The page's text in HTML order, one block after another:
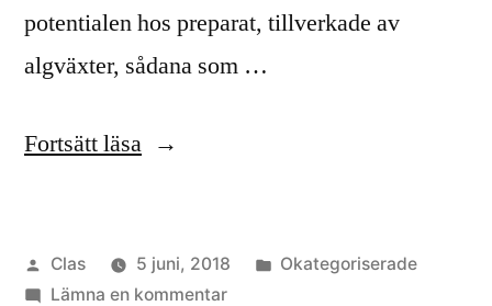
potentialen hos preparat, tillverkade av
algväxter, sådana som …
Fortsätt läsa”Havsalgväxter
radiak”
Publicerat
av
Clas 5 juni, 2018
Publicerat
Okategoriserade
Lämna en kommentartill